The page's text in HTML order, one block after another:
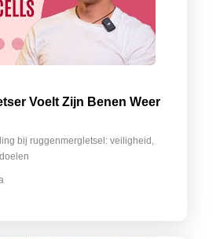
Voelt Zijn Benen Weer
bij ruggenmergletsel: veiligheid,